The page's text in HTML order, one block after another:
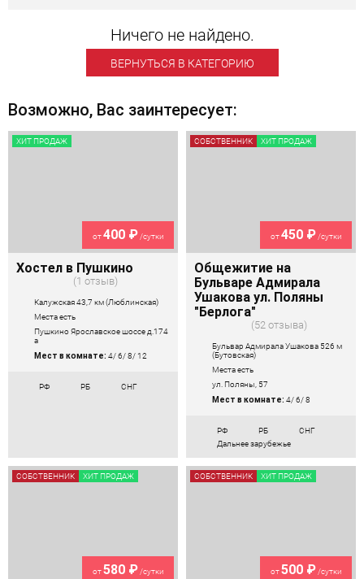
Ничего не найдено.
ВЕРНУТЬСЯ В КАТЕГОРИЮ
Возможно, Вас заинтересует:
от400 ₽/сутки
Хостел в Пушкино
1 отзыв
Калужская 43,7 км (Люблинская)
Места есть
Пушкино Ярославское шоссе д.174
а
Мест в комнате: 4/ 6/ 8/ 12
РФ РБ СНГ
ХИТ ПРОДАЖ
от450 ₽/сутки
Общежитие на
Бульваре Адмирала
Ушакова ул. Поляны
"Берлога"
52 отзыва
Бульвар Адмирала Ушакова 526 м
(Бутовская)
Места есть
ул. Поляны, 57
Мест в комнате: 4/ 6/ 8
РФ РБ
СНГ
Дальнее зарубежье
СОБСТВЕННИК ХИТ ПРОДАЖ
от580 ₽/сутки
СОБСТВЕННИК ХИТ ПРОДАЖ
от500 ₽/сутки
СОБСТВЕННИК ХИТ ПРОДАЖ